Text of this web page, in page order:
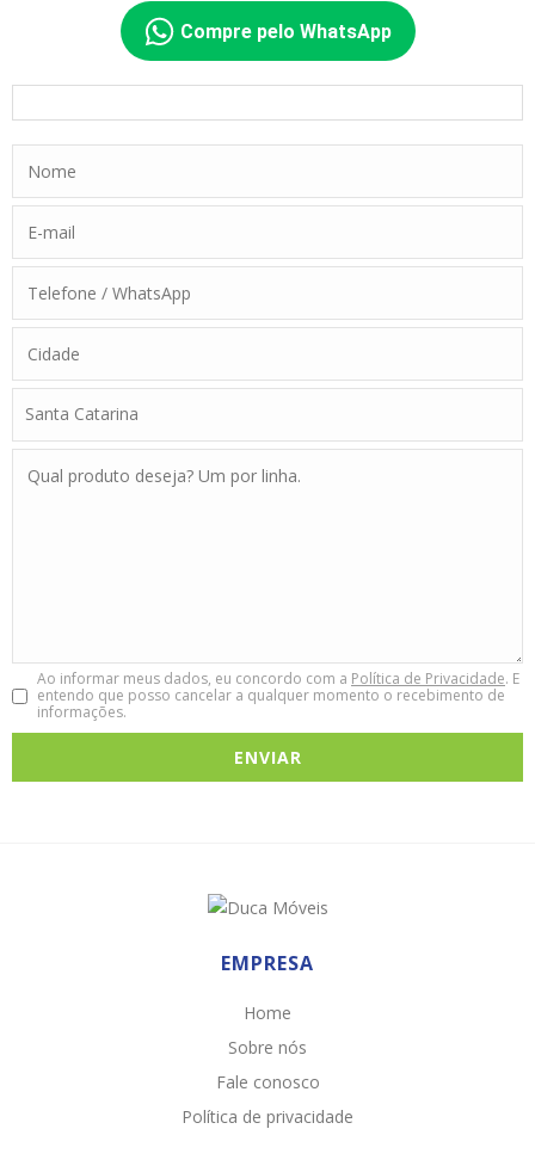
Compre pelo WhatsApp
Ao informar meus dados, eu concordo com a Política de Privacidade. E
entendo que posso cancelar a qualquer momento o recebimento de
informações.
EMPRESA
Home
Sobre nós
Fale conosco
Política de privacidade